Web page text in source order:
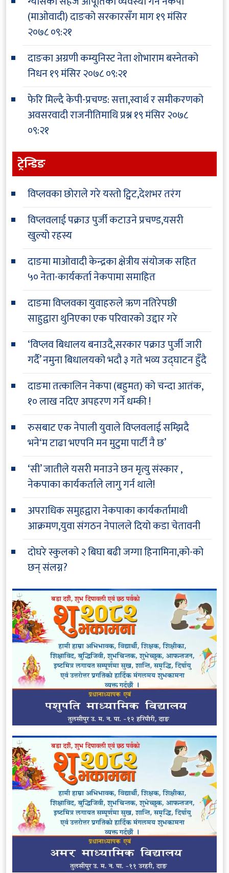
(माओवादी) दाङको सरकारसँग माग१९ मंसिर
२०७८ ०९:२१
दाङका अग्रणी कम्युनिस्ट नेता शोभाराम बस्नेतको
निधन१९ मंसिर २०७८ ०९:२१
फेरि मिल्दै केपी-प्रचण्ड: सत्ता,स्वार्थ र समीकरणको
अवसरवादी राजनीतिमाथि प्रश्न१९ मंसिर २०७८
०९:२१
ट्रेन्डिङ
विप्लवका छोराले गरे यस्तो ट्विट,देशभर तरंग
विप्लवलाई पक्राउ पुर्जी कटाउने प्रचण्ड,यसरी
खुल्यो रहस्य
दाङमा माओवादी केन्द्रका क्षेत्रीय संयोजक सहित
५० नेता-कार्यकर्ता नेकपामा समाहित
दाङमा विप्लवका युवाहरुले ऋण नतिरेपछी
साहुद्वारा थुनिएका एक परिवारको उद्दार गरे
‘विप्लव बिधालय बनाउदै,सरकार पक्राउ पुर्जी जारी
गर्दै’ नमुना बिधालयको भदौ ३ गते भव्य उद्घाटन हुँदै
दाङमा तत्कालिन नेकपा (बहुमत) को चन्दा आतंक,
१० लाख नदिए अपहरण गर्ने धम्की !
रुसबाट एक नेपाली युवाले विप्लवलाई सम्झिदै
भने‘म टाढा भएपनि मन मुटुमा पार्टी नै छ’
‘सी’ जातीले यसरी मनाउने छन मृत्यु संस्कार ,
नेकपाका कार्यकर्ताले लागु गर्न थाले!
अपराधिक समुहद्वारा नेकपाका कार्यकर्तामाथी
आक्रमण,युवा संगठन नेपालले दियो कडा चेतावनी
दोघरे स्कुलको २ बिघा बढी जग्गा हिनामिना,को-को
छन् संलग्न?